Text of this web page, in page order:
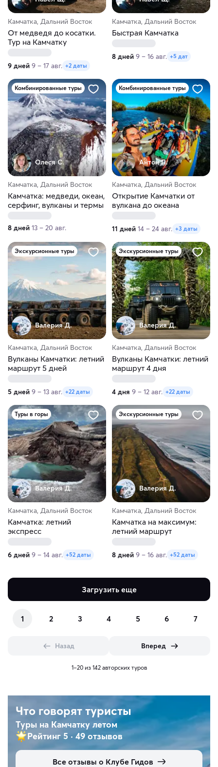
Камчатка, Дальний Восток
От медведя до косатки.
Тур на Камчатку
9 дней 9 – 17 авг. +2 даты
Камчатка, Дальний Восток
Быстрая Камчатка
8 дней 9 – 16 авг. +5 дат
Комбинированные туры
Олеся С.
Камчатка, Дальний Восток
Камчатка: медведи, океан,
серфинг, вулканы и термы
8 дней 13 – 20 авг.
Комбинированные туры
Антон П.
Камчатка, Дальний Восток
Открытие Камчатки от
вулкана до океана
11 дней 14 – 24 авг. +3 даты
Экскурсионные туры
Валерия Д.
Камчатка, Дальний Восток
Вулканы Камчатки: летний
маршрут 5 дней
5 дней 9 – 13 авг. +22 даты
Экскурсионные туры
Валерия Д.
Камчатка, Дальний Восток
Вулканы Камчатки: летний
маршрут 4 дня
4 дня 9 – 12 авг. +22 даты
Туры в горы
Валерия Д.
Камчатка, Дальний Восток
Камчатка: летний
экспресс
6 дней 9 – 14 авг. +52 даты
Экскурсионные туры
Валерия Д.
Камчатка, Дальний Восток
Камчатка на максимум:
летний маршрут
8 дней 9 – 16 авг. +52 даты
Загрузить еще
1 2 3 4 5 6 7
Назад Вперед
1–20 из 142 авторских туров
Что говорят туристы
Туры на Камчатку летом
Рейтинг 5 · 49 отзывов
Все отзывы о Клубе Гидов